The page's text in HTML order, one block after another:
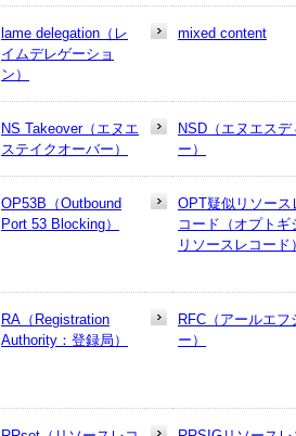
lame delegation（レ
イムデレゲーショ
ン）
mixed content
NS Takeover（エヌエ
ステイクオーバー）
NSD（エヌエスデ
ー）
OP53B（Outbound
Port 53 Blocking）
OPT疑似リソース
コード（オプトギ
リソースレコード）
RA（Registration
Authority：登録局）
RFC（アールエフ
ー）